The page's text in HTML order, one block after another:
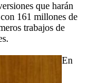
que harán
161 millones de
trabajos de
En